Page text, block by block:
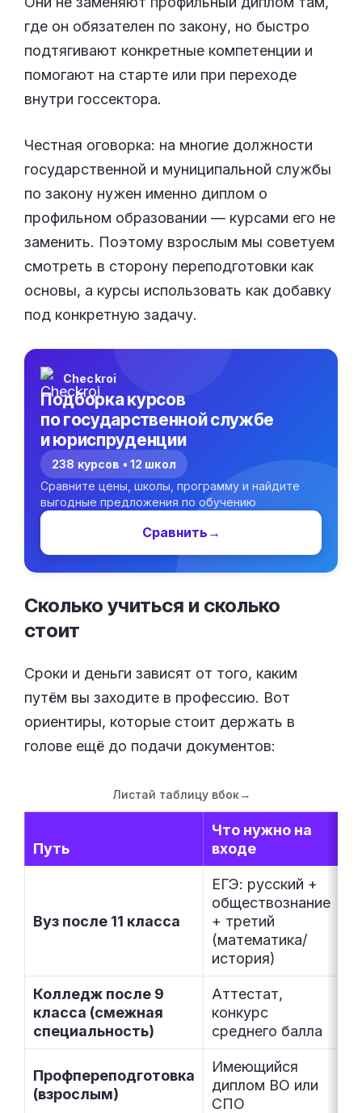
где он обязателен по закону, но быстро
подтягивают конкретные компетенции и
помогают на старте или при переходе
внутри госсектора.
Честная оговорка: на многие должности
государственной и муниципальной службы
по закону нужен именно диплом о
профильном образовании — курсами его не
заменить. Поэтому взрослым мы советуем
смотреть в сторону переподготовки как
основы, а курсы использовать как добавку
под конкретную задачу.
Checkroi
Подборка курсов
по государственной службе
и юриспруденции
238 курсов • 12 школ
Сравните цены, школы, программу и найдите
выгодные предложения по обучению
Сравнить →
Сколько учиться и сколько
стоит
Сроки и деньги зависят от того, каким
путём вы заходите в профессию. Вот
ориентиры, которые стоит держать в
голове ещё до подачи документов:
Листай таблицу вбок→
Путь
Что нужно на
входе
Вуз после 11 класса
ЕГЭ: русский +
обществознание
+ третий
(математика/
история)
Колледж после 9
класса (смежная
специальность)
Аттестат,
конкурс
среднего балла
Профпереподготовка
(взрослым)
Имеющийся
диплом ВО или
СПО